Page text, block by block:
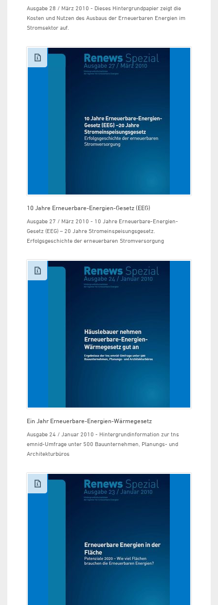
Ausgabe 28 / März 2010 - Dieses Hintergrundpapier zeigt die
Kosten und Nutzen des Ausbaus der Erneuerbaren Energien im
Stromsektor auf.
10 Jahre Erneuerbare-Energien-Gesetz (EEG)
Ausgabe 27 / März 2010 - 10 Jahre Erneuerbare-Energien-
Gesetz (EEG) – 20 Jahre Stromeinspeisungsgesetz.
Erfolgsgeschichte der erneuerbaren Stromversorgung
Ein Jahr Erneuerbare-Energien-Wärmegesetz
Ausgabe 24 / Januar 2010 - Hintergrundinformation zur tns
emnid-Umfrage unter 500 Bauunternehmen, Planungs- und
Architekturbüros